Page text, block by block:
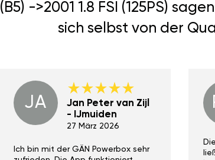
(B5) ->2001 1.8 FSI (125PS)
sich selbst von der
JA
Jan Peter van Zijl
- IJmuiden
27 März 2026
Ich bin mit der GÄN Powerbox sehr